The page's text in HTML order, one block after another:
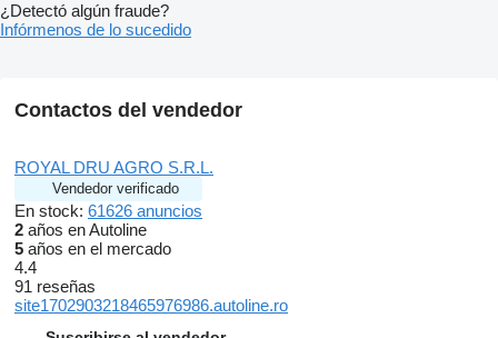
¿Detectó algún fraude?
Infórmenos de lo sucedido
Contactos del vendedor
ROYAL DRU AGRO S.R.L.
Vendedor verificado
En stock: 61626 anuncios
2 años en Autoline
5 años en el mercado
4.4
91 reseñas
site1702903218465976986.autoline.ro